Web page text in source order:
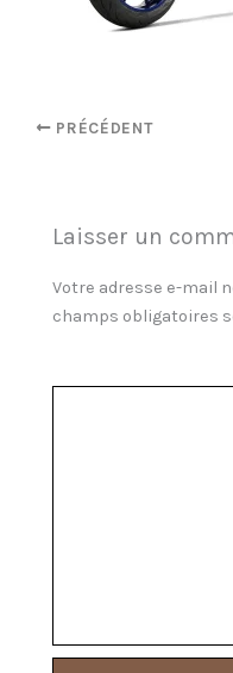
PRÉCÉDENT
Laisser un
Votre adresse e-mail
champs obligatoires